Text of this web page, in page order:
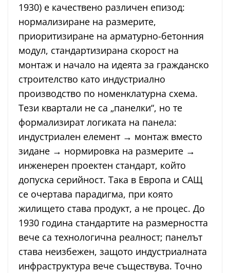
1930) е качествено различен епизод:
нормализиране на размерите,
приоритизиране на арматурно-бетонния
модул, стандартизирана скорост на
монтаж и начало на идеята за гражданско
строителство като индустриално
производство по номенклатурна схема.
Тези квартали не са „панелки“, но те
формализират логиката на панела:
индустриален елемент → монтаж вместо
зидане → нормировка на размерите →
инженерен проектен стандарт, който
допуска серийност. Така в Европа и САЩ
се очертава парадигма, при която
жилището става продукт, а не процес. До
1930 година стандартите на размерността
вече са технологична реалност; панелът
става неизбежен, защото индустриалната
инфраструктура вече съществува. Точно